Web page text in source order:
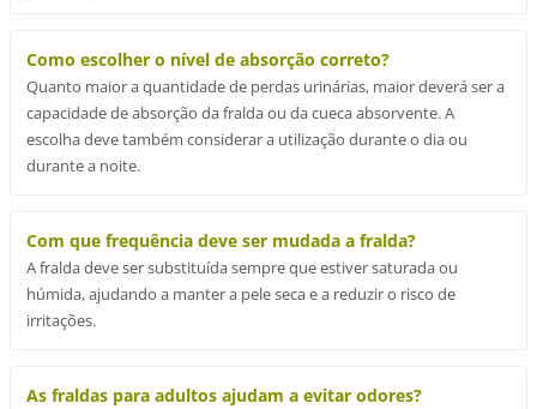
Como escolher o nível de absorção correto?
Quanto maior a quantidade de perdas urinárias, maior deverá ser a
capacidade de absorção da fralda ou da cueca absorvente. A
escolha deve também considerar a utilização durante o dia ou
durante a noite.
Com que frequência deve ser mudada a fralda?
A fralda deve ser substituída sempre que estiver saturada ou
húmida, ajudando a manter a pele seca e a reduzir o risco de
irritações.
As fraldas para adultos ajudam a evitar odores?